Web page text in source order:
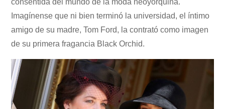
Imagínense que ni bien terminó la universidad, el íntimo
amigo de su madre, Tom Ford, la contrató como imagen
de su primera fragancia Black Orchid.